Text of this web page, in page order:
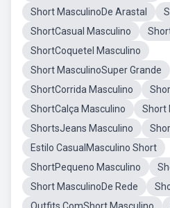
Short MasculinoDe Arastal
ShortCasual Masculino
ShortCoquetel Masculino
Short MasculinoSuper Grande
ShortCorrida Masculino
ShortCalça Masculino
Short
ShortsJeans Masculino
Estilo CasualMasculino Short
ShortPequeno Masculino
Short MasculinoDe Rede